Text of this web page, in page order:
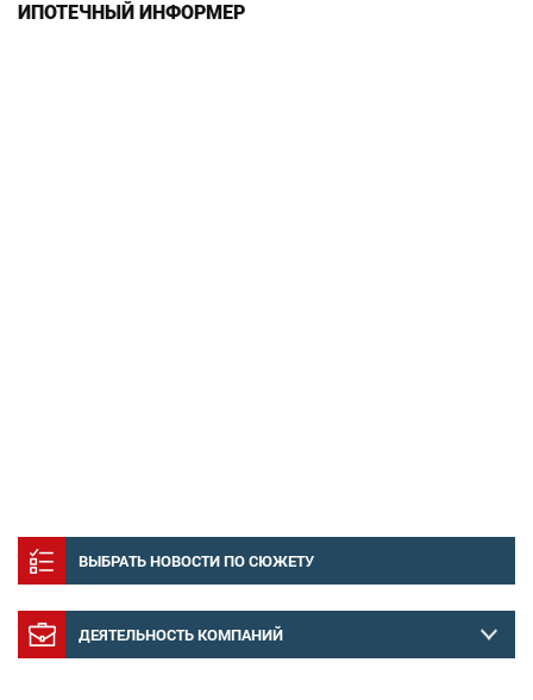
ИПОТЕЧНЫЙ ИНФОРМЕР
ВЫБРАТЬ НОВОСТИ ПО СЮЖЕТУ
ДЕЯТЕЛЬНОСТЬ КОМПАНИЙ